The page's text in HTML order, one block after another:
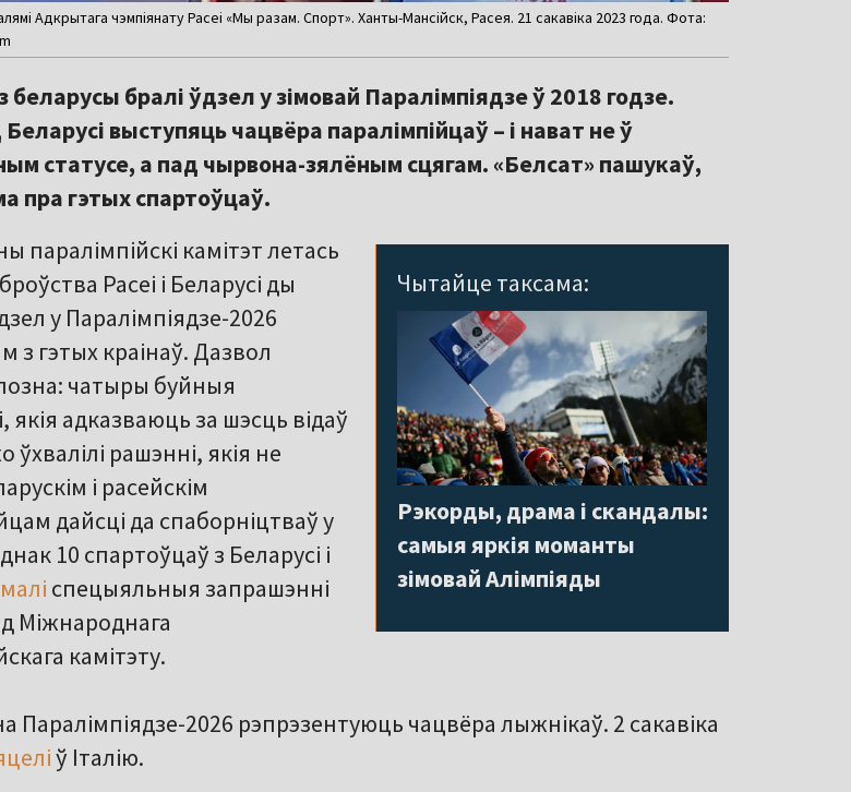
Адкрытага чэмпіянату Расеі «Мы разам. Спорт». Ханты-Мансійск, Расея. 21 сакавіка 2023 года. Фота:
беларусы бралі ўдзел у зімовай Паралімпіядзе ў 2018 годзе.
выступяць чацвёра паралімпійцаў – і нават не ў
статусе, а пад чырвона-зялёным сцягам. «Белсат» пашукаў,
пра гэтых спартоўцаў.
Чытайце таксама:
Рэкорды, драма і скандалы:
самыя яркія моманты
зімовай Алімпіяды
паралімпійскі камітэт летась
Расеі і Беларусі ды
у Паралімпіядзе-2026
з гэтых краінаў. Дазвол
чатыры буйныя
якія адказваюць за шэсць відаў
ўхвалілі рашэнні, якія не
і расейскім
дайсці да спаборніцтваў у
10 спартоўцаў з Беларусі і
спецыяльныя запрашэнні
Міжнароднага
камітэту.
Паралімпіядзе-2026 рэпрэзентуюць чацвёра лыжнікаў. 2 сакавіка
ў Італію.